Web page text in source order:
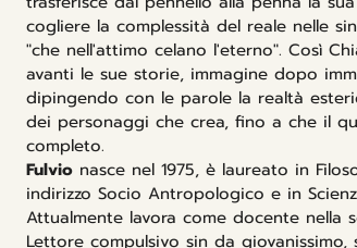
cogliere la complessità del reale nelle
"che nell'attimo celano l'eterno". Così
avanti le sue storie, immagine dopo
dipingendo con le parole la realtà
dei personaggi che crea, fino a che il
completo.
Fulvio nasce nel 1975, è laureato in
indirizzo Socio Antropologico e in
Attualmente lavora come docente nella
Lettore compulsivo sin da giovanissimo,